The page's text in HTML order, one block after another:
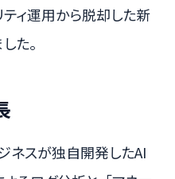
ティ運用から脱却した新
た。
ジネスが独自開発したAI